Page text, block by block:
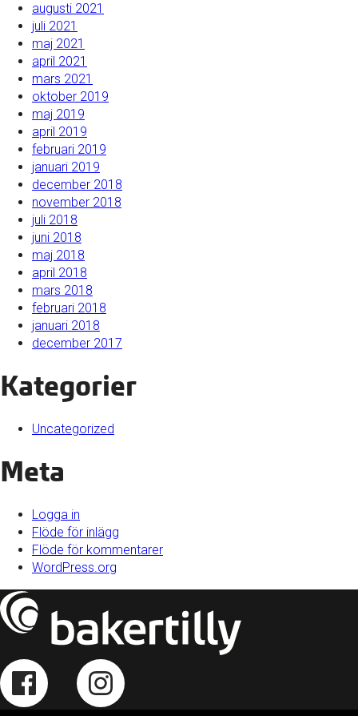
augusti 2021
juli 2021
maj 2021
april 2021
mars 2021
oktober 2019
maj 2019
april 2019
februari 2019
januari 2019
december 2018
november 2018
juli 2018
juni 2018
maj 2018
april 2018
mars 2018
februari 2018
januari 2018
december 2017
Kategorier
Uncategorized
Meta
Logga in
Flöde för inlägg
Flöde för kommentarer
WordPress.org